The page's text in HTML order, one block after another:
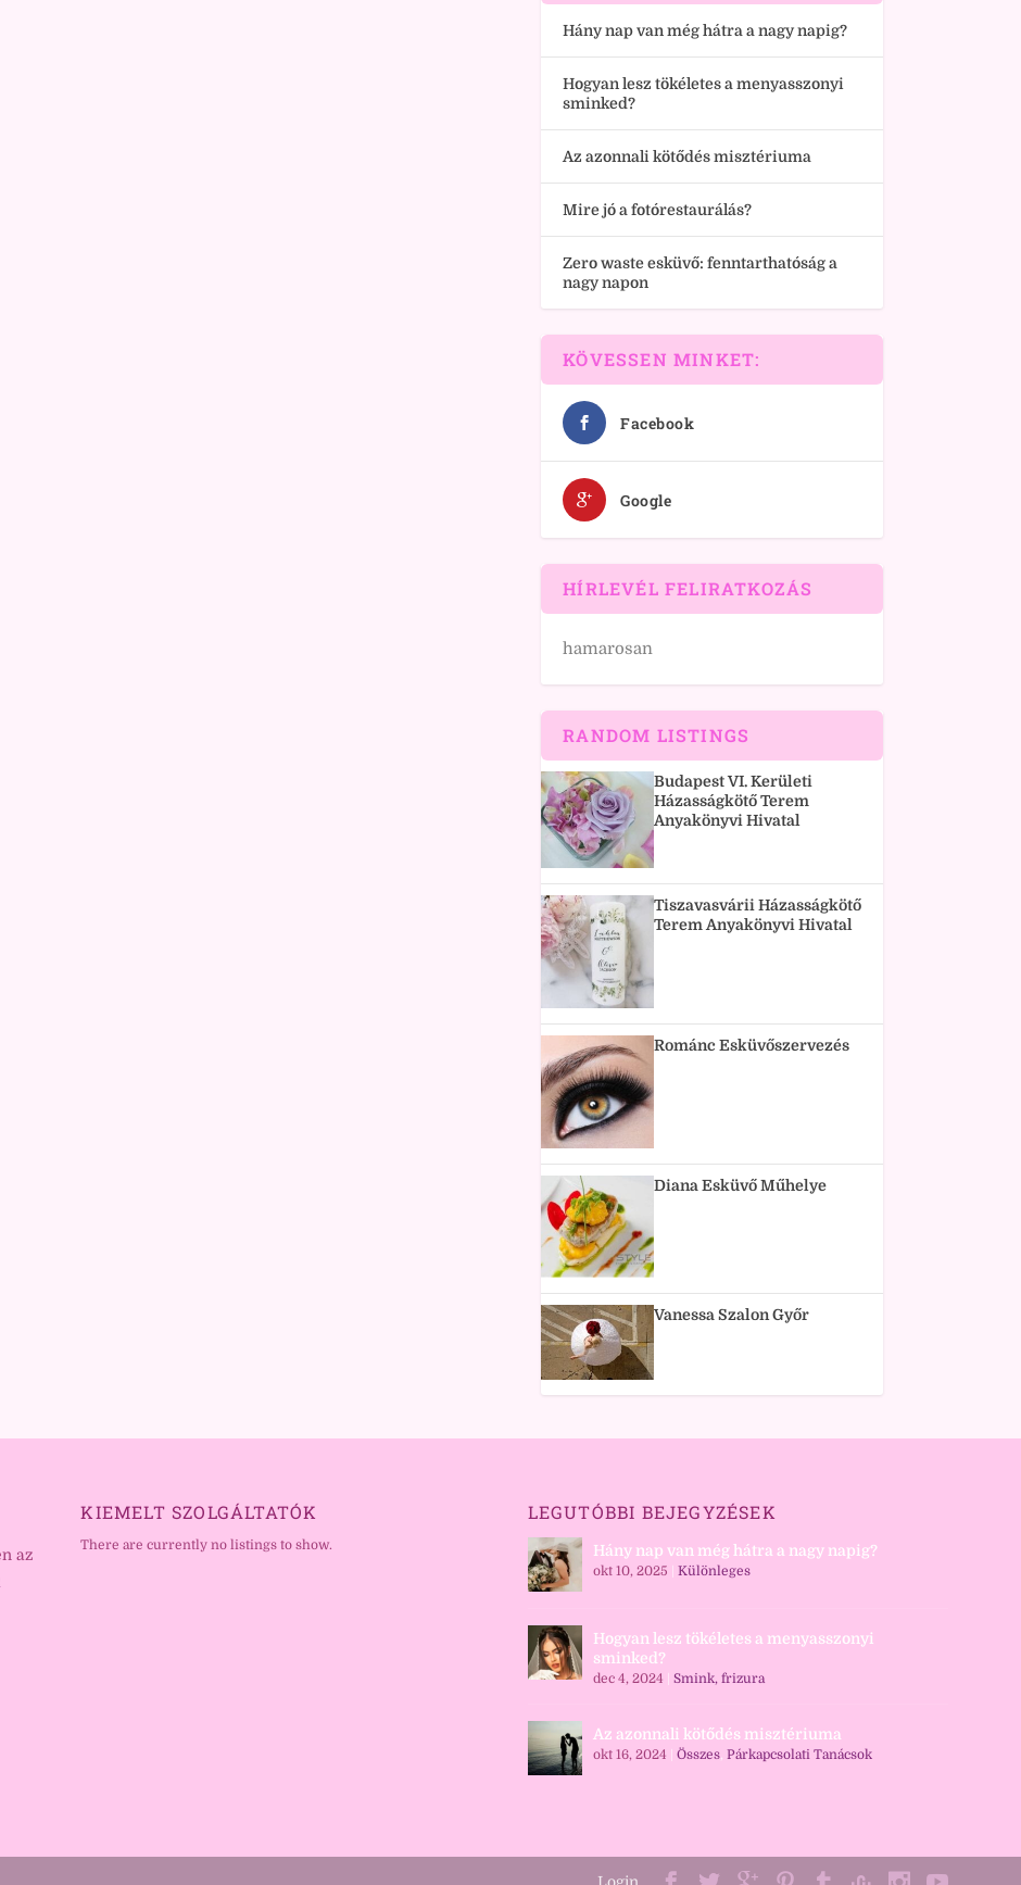
Hány nap van még hátra a nagy napig?
Hogyan lesz tökéletes a menyasszonyi
sminked?
Az azonnali kötődés misztériuma
Mire jó a fotórestaurálás?
Zero waste esküvő: fenntarthatóság a
nagy napon
KÖVESSEN MINKET:
Facebook
Google
HÍRLEVÉL FELIRATKOZÁS
hamarosan
RANDOM LISTINGS
Budapest VI. Kerületi
Házasságkötő Terem
Anyakönyvi Hivatal
Tiszavasvárii Házasságkötő
Terem Anyakönyvi Hivatal
Románc Esküvőszervezés
Diana Esküvő Műhelye
Vanessa Szalon Győr
az
KIEMELT SZOLGÁLTATÓK
There are currently no listings to show.
LEGUTÓBBI BEJEGYZÉSEK
Hány nap van még hátra a nagy napig?
okt 10, 2025 Különleges
Hogyan lesz tökéletes a menyasszonyi
sminked?
dec 4, 2024 Smink, frizura
Az azonnali kötődés misztériuma
okt 16, 2024 Összes, Párkapcsolati Tanácsok